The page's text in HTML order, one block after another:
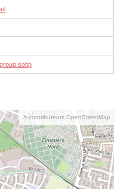
© contributeurs OpenStreetMap